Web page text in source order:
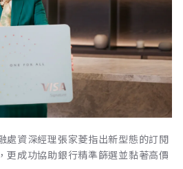
處資深經理張家菱指出新型態的訂閱
更成功協助銀行精準篩選並黏著高價